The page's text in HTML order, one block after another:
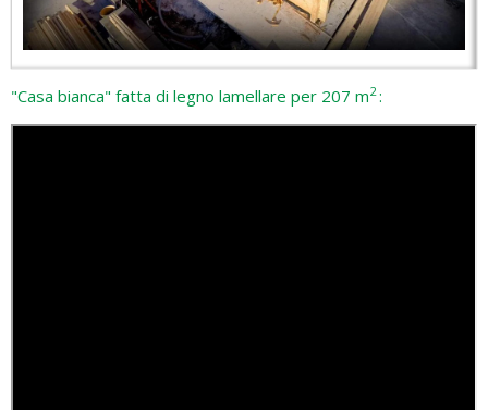
"Casa bianca" fatta di legno lamellare per 207 m2: